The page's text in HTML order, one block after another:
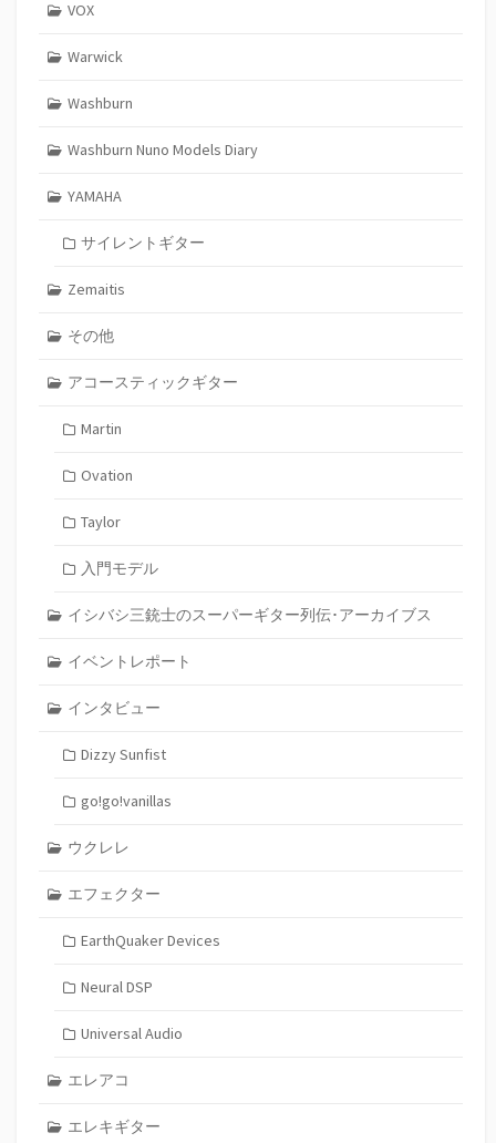
VOX
Warwick
Washburn
Washburn Nuno Models Diary
YAMAHA
サイレントギター
Zemaitis
その他
アコースティックギター
Martin
Ovation
Taylor
入門モデル
イシバシ三銃士のスーパーギター列伝･アーカイブス
イベントレポート
インタビュー
Dizzy Sunfist
go!go!vanillas
ウクレレ
エフェクター
EarthQuaker Devices
Neural DSP
Universal Audio
エレアコ
エレキギター